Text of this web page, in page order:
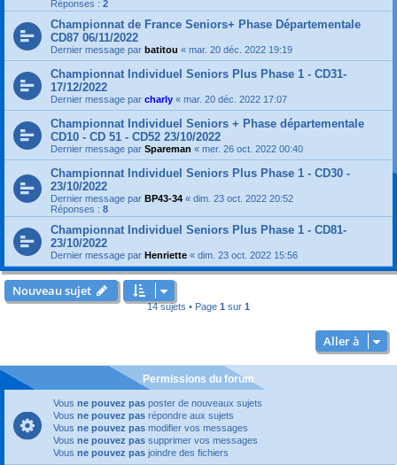
Réponses : 2
Championnat de France Seniors+ Phase Départementale
CD87 06/11/2022
Dernier message par batitou « mar. 20 déc. 2022 19:19
Championnat Individuel Seniors Plus Phase 1 - CD31-
17/12/2022
Dernier message par charly « mar. 20 déc. 2022 17:07
Championnat Individuel Seniors + Phase départementale
CD10 - CD 51 - CD52 23/10/2022
Dernier message par Spareman « mer. 26 oct. 2022 00:40
Championnat Individuel Seniors Plus Phase 1 - CD30 -
23/10/2022
Dernier message par BP43-34 « dim. 23 oct. 2022 20:52
Réponses : 8
Championnat Individuel Seniors Plus Phase 1 - CD81-
23/10/2022
Dernier message par Henriette « dim. 23 oct. 2022 15:56
Nouveau sujet
14 sujets • Page 1 sur 1
Aller à
Permissions du forum
Vous ne pouvez pas poster de nouveaux sujets
Vous ne pouvez pas répondre aux sujets
Vous ne pouvez pas modifier vos messages
Vous ne pouvez pas supprimer vos messages
Vous ne pouvez pas joindre des fichiers